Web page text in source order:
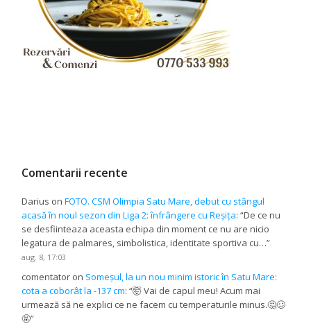
Comentarii recente
Darius onFOTO. CSM Olimpia Satu Mare, debut cu stângul
acasă în noul sezon din Liga 2: înfrângere cu Reșița: “De ce nu
se desfiinteaza aceasta echipa din moment ce nu are nicio
legatura de palmares, simbolistica, identitate sportiva cu…”
aug. 8, 17:03
comentator on Someșul, la un nou minim istoric în Satu Mare:
cota a coborât la -137 cm: “🤯 Vai de capul meu! Acum mai
urmează să ne explici ce ne facem cu temperaturile minus.🤔🥴
🤬”